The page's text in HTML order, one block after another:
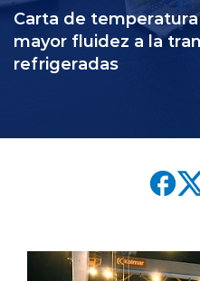
Prensa
Carta de
mayor fluidez a la
refrigeradas